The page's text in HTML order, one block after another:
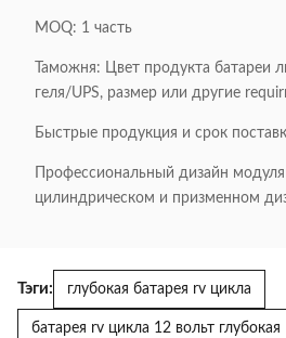
MOQ: 1 часть
Таможня: Цвет продукта батареи
геля/UPS, размер или другие
Быстрые продукция и срок
Профессиональный дизайн модуля
цилиндрическом и призменном
Тэги: глубокая батарея rv цикла
батарея rv цикла 12 вольт глубокая